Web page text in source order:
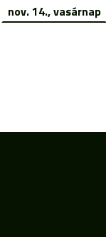
nov. 14., vasárnap